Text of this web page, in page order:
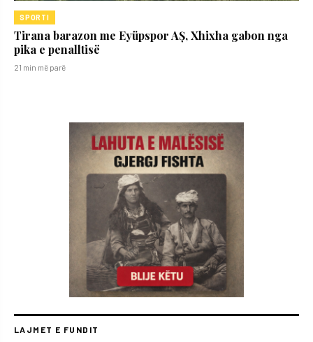
SPORTI
Tirana barazon me Eyüpspor AȘ, Xhixha gabon nga
pika e penalltisë
21 min më parë
LAJMET E FUNDIT